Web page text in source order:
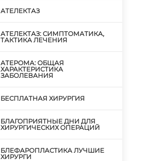
АТЕЛЕКТАЗ
АТЕЛЕКТАЗ: СИМПТОМАТИКА,
ТАКТИКА ЛЕЧЕНИЯ
АТЕРОМА: ОБЩАЯ
ХАРАКТЕРИСТИКА
ЗАБОЛЕВАНИЯ
БЕСПЛАТНАЯ ХИРУРГИЯ
БЛАГОПРИЯТНЫЕ ДНИ ДЛЯ
ХИРУРГИЧЕСКИХ ОПЕРАЦИЙ
БЛЕФАРОПЛАСТИКА ЛУЧШИЕ
ХИРУРГИ